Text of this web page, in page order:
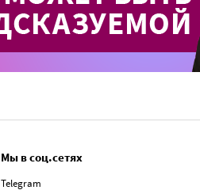
Мы в соц.сетях
Telegram